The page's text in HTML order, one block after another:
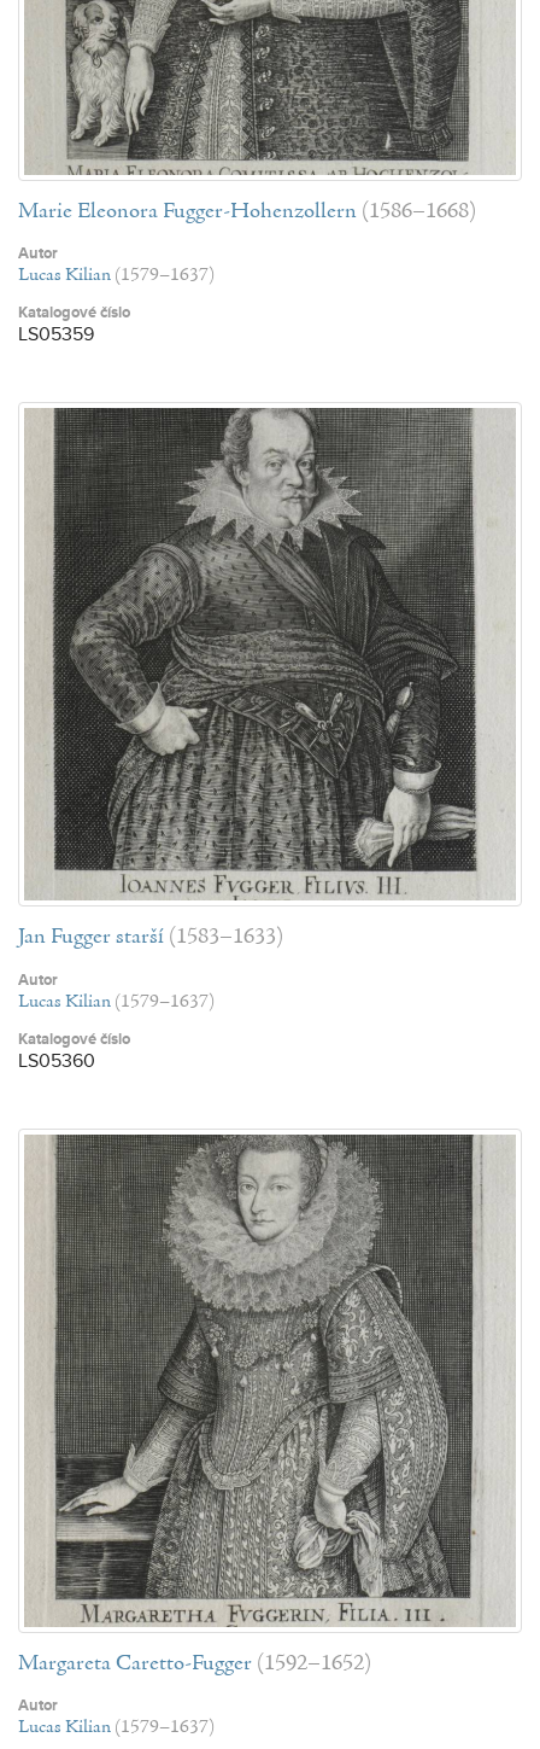
Marie Eleonora Fugger-Hohenzollern (1586–1668)
Autor
Lucas Kilian (1579–1637)
Katalogové číslo
LS05359
Jan Fugger starší (1583–1633)
Autor
Lucas Kilian (1579–1637)
Katalogové číslo
LS05360
Margareta Caretto-Fugger (1592–1652)
Autor
Lucas Kilian (1579–1637)